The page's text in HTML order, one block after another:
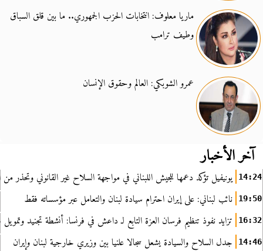
ماريا معلوف: انتخابات الحزب الجمهوري.. ما بين قلق السباق
وطيف ترامب
عمرو الشوبكي: العالم وحقوق الإنسان
آخر الأخبار
14:24 يونيفيل تؤكد دعمها للجيش اللبناني في مواجهة السلاح غير القانوني وتحذر من
19:50 نائب لبناني: على إيران احترام سيادة لبنان والتعامل عبر مؤسساته فقط
16:32 تزايد نفوذ تنظيم فرسان العزة التابع لـ داعش في فرنسا: أنشطة تجنيد
14:46 جدل السلاح والسيادة يشعل سجالا علنيا بين وزيري خارجية لبنان وإيران